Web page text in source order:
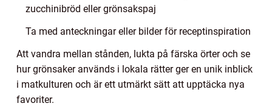
zucchinibröd eller grönsakspaj
Ta med anteckningar eller bilder för receptinspiration
Att vandra mellan stånden, lukta på färska örter och se
hur grönsaker används i lokala rätter ger en unik inblick
i matkulturen och är ett utmärkt sätt att upptäcka nya
favoriter.